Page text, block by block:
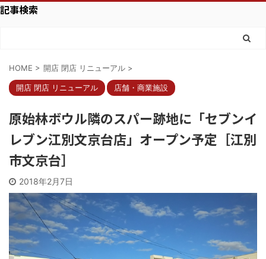
記事検索
HOME > 開店 閉店 リニューアル >
開店 閉店 リニューアル 店舗・商業施設
原始林ボウル隣のスパー跡地に「セブンイ
レブン江別文京台店」オープン予定［江別
市文京台］
2018年2月7日